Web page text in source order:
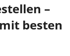
–
besten